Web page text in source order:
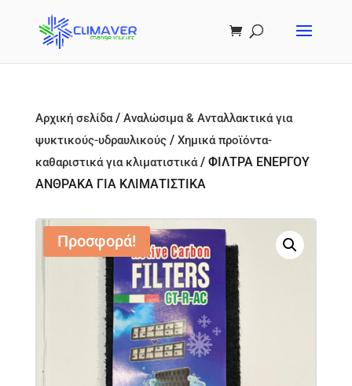
Αρχική σελίδα/ Αναλώσιμα & Ανταλλακτικά για
ψυκτικούς-υδραυλικούς/ Χημικά προϊόντα-
καθαριστικά για κλιματιστικά/ ΦΙΛΤΡΑ ΕΝΕΡΓΟΥ
ΑΝΘΡΑΚΑ ΓΙΑ ΚΛΙΜΑΤΙΣΤΙΚΑ
Προσφορά!